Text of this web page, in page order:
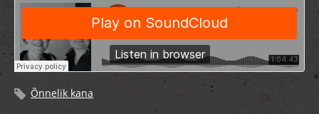
Õnnelik kana